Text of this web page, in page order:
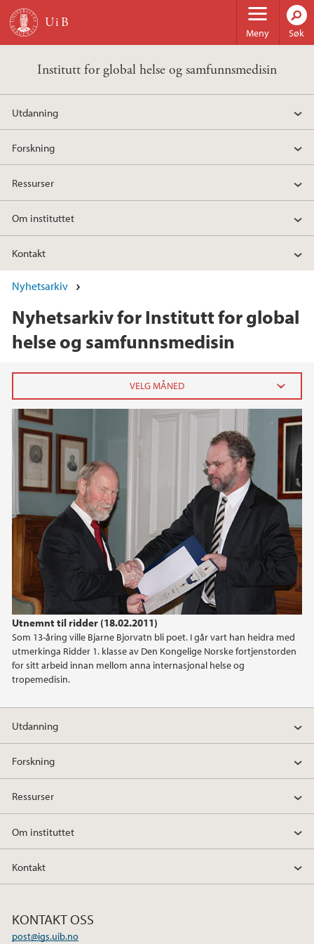
Hopp til hovedinnhold
Meny Søk
Institutt for global helse og samfunnsmedisin
Utdanning
Forskning
Ressurser
Om instituttet
Kontakt
Nyhetsarkiv
Nyhetsarkiv for Institutt for global
helse og samfunnsmedisin
Utnemnt til ridder (18.02.2011)
Som 13-åring ville Bjarne Bjorvatn bli poet. I går vart han heidra med
utmerkinga Ridder 1. klasse av Den Kongelige Norske fortjenstorden
for sitt arbeid innan mellom anna internasjonal helse og
tropemedisin.
2026
2024
2023
2022
2021
Utdanning
Forskning
Ressurser
Om instituttet
Kontakt
KONTAKT OSS
post@igs.uib.no